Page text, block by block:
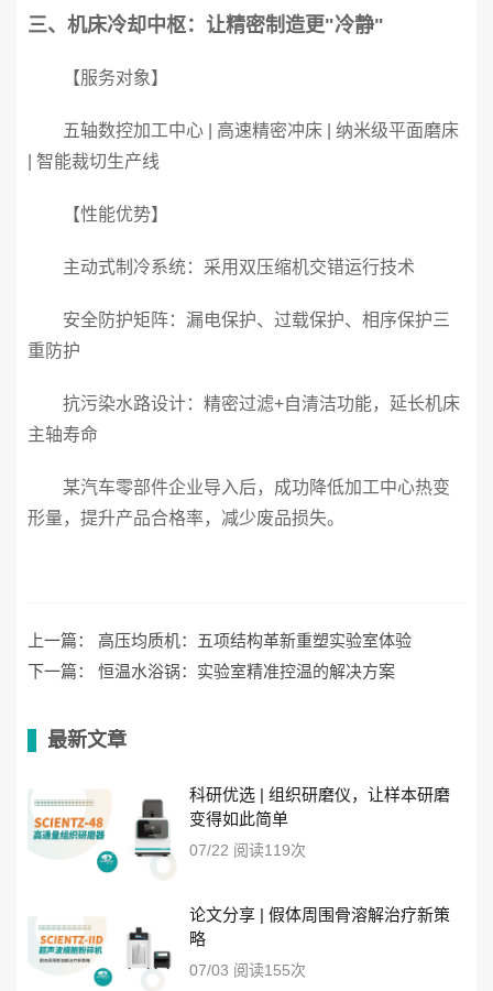
三、机床冷却中枢：让精密制造更"冷静"
【服务对象】
五轴数控加工中心 | 高速精密冲床 | 纳米级平面磨床
| 智能裁切生产线
【性能优势】
主动式制冷系统：采用双压缩机交错运行技术
安全防护矩阵：漏电保护、过载保护、相序保护三
重防护
抗污染水路设计：精密过滤+自清洁功能，延长机床
主轴寿命
某汽车零部件企业导入后，成功降低加工中心热变
形量，提升产品合格率，减少废品损失。
上一篇： 高压均质机：五项结构革新重塑实验室体验
下一篇： 恒温水浴锅：实验室精准控温的解决方案
最新文章
科研优选 | 组织研磨仪，让样本研磨
变得如此简单
07/22 阅读119次
论文分享 | 假体周围骨溶解治疗新策
略
07/03 阅读155次